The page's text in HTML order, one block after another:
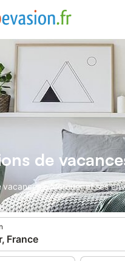
de
vacances à Mercuer et ses
France